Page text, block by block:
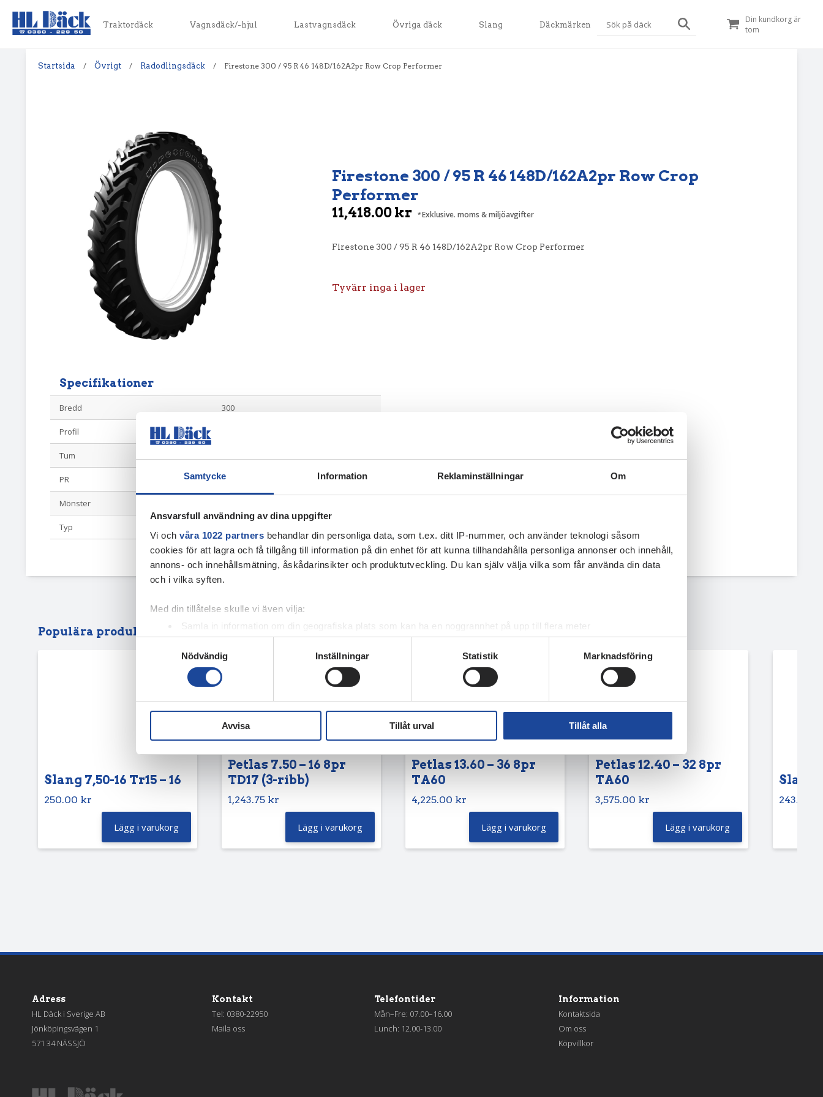
Samtycke Information Reklaminställningar Om
Ansvarsfull användning av dina uppgifter
Vi och våra 1022 partners behandlar din personliga data, som t.ex. ditt IP-nummer, och använder teknologi såsom
cookies för att lagra och få tillgång till information på din enhet för att kunna tillhandahålla personliga annonser och innehåll,
annons- och innehållsmätning, åskådarinsikter och produktutveckling. Du kan själv välja vilka som får använda din data
och i vilka syften.
Med din tillåtelse skulle vi även vilja:
Samla in information om din geografiska plats som kan ha en noggrannhet på upp till flera meter
Identifiera din enhet genom att aktivt skanna den för specifika kännetecken (fingeravtryck)
Ta reda på mer om hur dina personliga uppgifter behandlas och ställ in dina preferenser i
detaljsektionen. Du kan ändra
eller dra tillbaka ditt samtycke när som helst från cookie-förklaringen.
Vi använder enhetsidentifierare för att anpassa innehållet och annonserna till användarna, tillhandahålla funktioner för
sociala medier och analysera vår trafik. Vi vidarebefordrar även sådana identifierare och annan information från din enhet
till de sociala medier och annons- och analysföretag som vi samarbetar med. Dessa kan i sin tur kombinera informationen
Nödvändig
Inställningar Statistik Marknadsföring
Avvisa Tillåt urval Tillåt alla
Traktordäck Vagnsdäck/-hjul Lastvagnsdäck Övriga däck Slang Däckmärken
Din kundkorg är
tom
Startsida / Övrigt / Radodlingsdäck / Firestone 300 / 95 R 46 148D/162A2pr Row Crop Performer
Firestone 300 / 95 R 46 148D/162A2pr Row Crop
Performer
11,418.00kr Exklusive. moms & miljöavgifter
Firestone 300 / 95 R 46 148D/162A2pr Row Crop Performer
Tyvärr inga i lager
Specifikationer
Bredd 300
Profil
Tum
PR 148D/162A2
Mönster
Typ
Populära produkter
Slang 7,50-16 Tr15 – 16
250.00 kr
Lägg i varukorg
Petlas 7.50 – 16 8pr
TD17 (3-ribb)
1,243.75 kr
Lägg i varukorg
Petlas 13.60 – 36 8pr
TA60
4,225.00 kr
Lägg i varukorg
Petlas 12.40 – 32 8pr
TA60
3,575.00 kr
Lägg i varukorg
Slang
243.75
Adress
HL Däck i Sverige AB
Jönköpingsvägen 1
571 34 NÄSSJÖ
Kontakt
Tel: 0380-22950
Maila oss
Telefontider
Mån–Fre: 07.00–16.00
Lunch: 12.00-13.00
Information
Kontaktsida
Om oss
Köpvillkor